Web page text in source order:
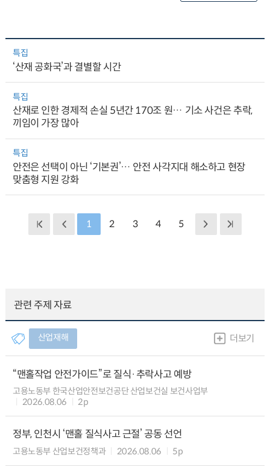
특집
‘산재 공화국’과 결별할 시간
특집
산재로 인한 경제적 손실 5년간 170조 원… 기소 사건은 추락,
끼임이 가장 많아
특집
안전은 선택이 아닌 ‘기본권’… 안전 사각지대 해소하고 현장
맞춤형 지원 강화
1 2 3 4 5
관련 주제 자료
산업재해 더보기
“맨홀작업 안전가이드”로 질식·추락사고 예방
고용노동부 한국산업안전보건공단 산업보건실 보건사업부
2026.08.06
2p
정부, 인천시 ‘맨홀 질식사고 근절’ 공동 선언
고용노동부 산업보건정책과 2026.08.06 5p